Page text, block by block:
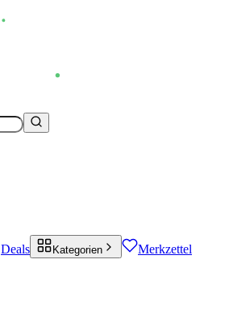
Deals Kategorien Merkzettel